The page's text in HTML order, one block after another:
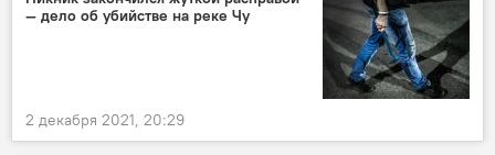
— дело об убийстве на реке Чу
2 декабря 2021, 20:29